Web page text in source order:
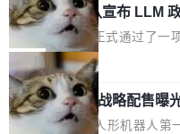
配、功耗与稳定性调优、兼容
等内容展开系统讲解和实战交
步了解开源鸿蒙在智能...
Hub 员工 kdaigle 在 HN 讨论
据：2025 年全年 10 亿次
2.75 亿次，全年预计 140 亿
ontinual Harness。在 ARC-
上，Prime Agent + Opus 5
5% RHAE Best@1，超过了
家基线 95.4%。 不是又一个
器 Prime Agent 的架构和市
agent 有本质区别。大多数
Rust 项目团队宣布 LLM
止，但你要承认哪些代码
Rust 语言项目正式通过了一
覆盖 rust-lang/rust 单一仓库
是项目级别的官方立场，目前
但它可能是主流开源项目中关
细致的一份规则。 政策的核
局
宇树科技 IPO 战略配售曝
ek 获配 93.3 万股，锁定
8月6日晚间，“人形机器人第